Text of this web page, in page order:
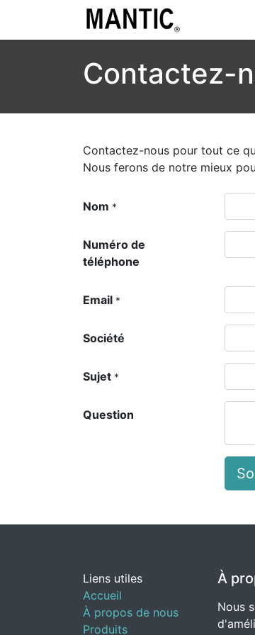
Contactez-
Contactez-nous pour tout ce
Nous ferons de notre mieux
Nom *
Numéro de
téléphone
Email *
Société
Sujet *
Question
Liens utiles
Accueil
À propos de nous
Produits
À
Nous